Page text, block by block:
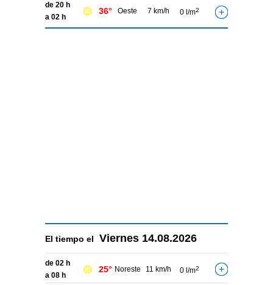
de 20 h
a 02 h
36° Oeste 7 km/h 0 l/m2
El tiempo el Viernes 14.08.2026
de 02 h
a 08 h
25° Noreste 11 km/h 0 l/m2